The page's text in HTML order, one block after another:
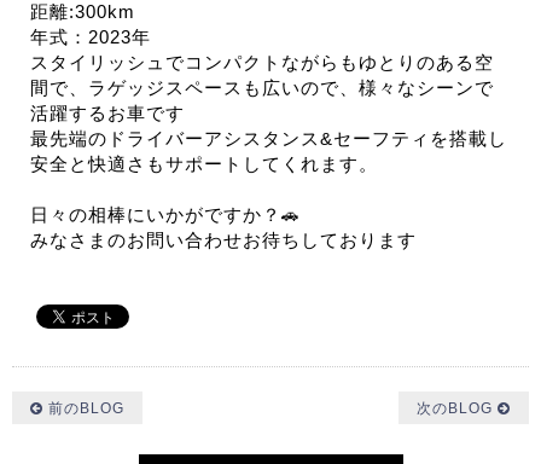
距離:300km
年式：2023年
スタイリッシュでコンパクトながらもゆとりのある空
間で、ラゲッジスペースも広いので、様々なシーンで
活躍するお車です
最先端のドライバーアシスタンス&セーフティを搭載し
安全と快適さもサポートしてくれます。
日々の相棒にいかがですか？🚗
みなさまのお問い合わせお待ちしております
前のBLOG 次のBLOG